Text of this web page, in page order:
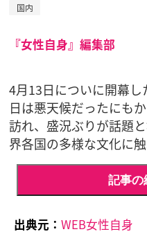
国内
『女性自身』編集部
4月13日についに開幕
日は悪天候だったにも
訪れ、盛況ぶりが話題
界各国の多様な文化に
記事の
出典元： WEB女性自身